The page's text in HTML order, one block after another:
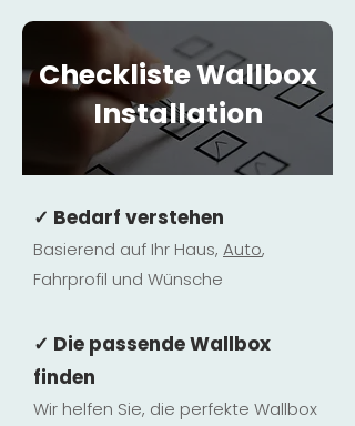
Checkliste Wallbox
Installation
✓ Bedarf verstehen
Basierend auf Ihr Haus, Auto,
Fahrprofil und Wünsche
✓ Die passende Wallbox
finden
Wir helfen Sie, die perfekte Wallbox